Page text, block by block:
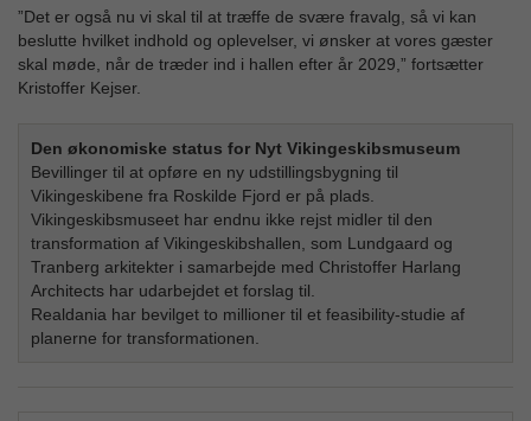
”Det er også nu vi skal til at træffe de svære fravalg, så vi kan
beslutte hvilket indhold og oplevelser, vi ønsker at vores gæster
skal møde, når de træder ind i hallen efter år 2029,” fortsætter
Kristoffer Kejser.
Den økonomiske status for Nyt Vikingeskibsmuseum
Bevillinger til at opføre en ny udstillingsbygning til
Vikingeskibene fra Roskilde Fjord er på plads.
Vikingeskibsmuseet har endnu ikke rejst midler til den
transformation af Vikingeskibshallen, som Lundgaard og
Tranberg arkitekter i samarbejde med Christoffer Harlang
Architects har udarbejdet et forslag til.
Realdania har bevilget to millioner til et feasibility-studie af
planerne for transformationen.